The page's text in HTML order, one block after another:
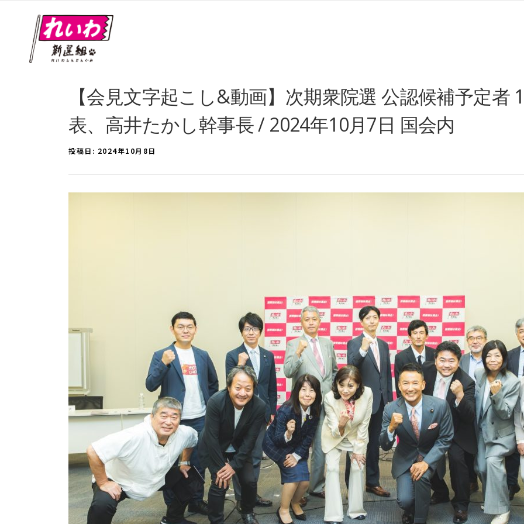
【会見文字起こし&動画】次期衆院選 公認候補予定者
表、高井たかし幹事長 / 2024年10月7日 国会内
投稿日: 2024年10月8日